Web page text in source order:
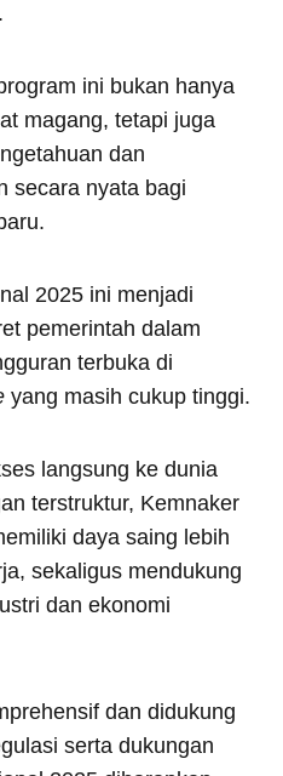
ini bukan hanya
magang, tetapi juga
dan
secara nyata bagi
2025 ini menjadi
pemerintah dalam
terbuka di
yang masih cukup tinggi.
langsung ke dunia
terstruktur, Kemnaker
daya saing lebih
sekaligus mendukung
dan ekonomi
dan didukung
serta dukungan